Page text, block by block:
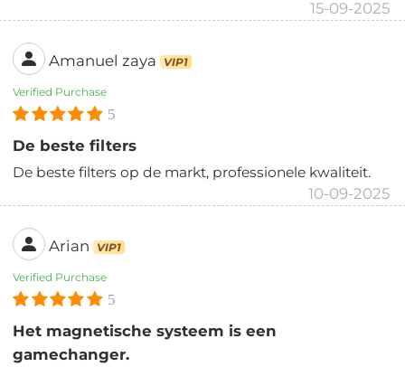
15-09-2025
Amanuel zaya VIP1
Verified Purchase
5
De beste filters
De beste filters op de markt, professionele kwaliteit.
10-09-2025
Arian VIP1
Verified Purchase
5
Het magnetische systeem is een
gamechanger.